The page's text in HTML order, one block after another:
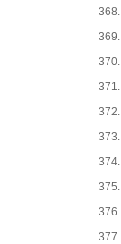
368.
369.
370.
371.
372.
373.
374.
375.
376.
377.